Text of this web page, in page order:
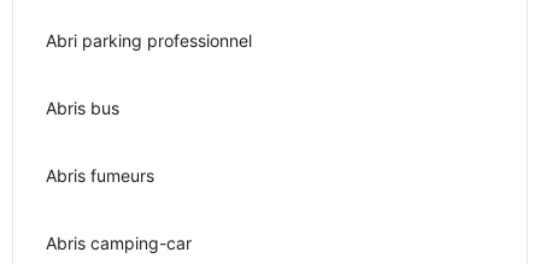
Abri parking professionnel
Abris bus
Abris fumeurs
Abris camping-car